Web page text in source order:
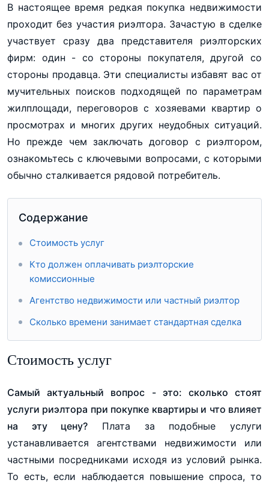
В настоящее время редкая покупка недвижимости
проходит без участия риэлтора. Зачастую в сделке
участвует сразу два представителя риэлторских
фирм: один - со стороны покупателя, другой со
стороны продавца. Эти специалисты избавят вас от
мучительных поисков подходящей по параметрам
жилплощади, переговоров с хозяевами квартир о
просмотрах и многих других неудобных ситуаций.
Но прежде чем заключать договор с риэлтором,
ознакомьтесь с ключевыми вопросами, с которыми
обычно сталкивается рядовой потребитель.
Содержание
Стоимость услуг
Кто должен оплачивать риэлторские
комиссионные
Агентство недвижимости или частный риэлтор
Сколько времени занимает стандартная сделка
Стоимость услуг
Самый актуальный вопрос - это: сколько стоят
услуги риэлтора при покупке квартиры и что влияет
на эту цену? Плата за подобные услуги
устанавливается агентствами недвижимости или
частными посредниками исходя из условий рынка.
То есть, если наблюдается повышение спроса, то